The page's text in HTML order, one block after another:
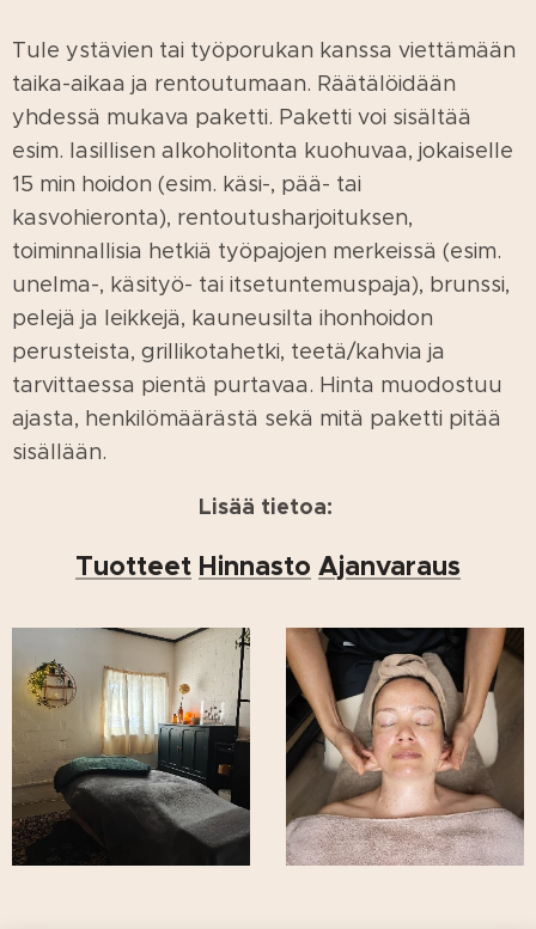
Tule ystävien tai työporukan kanssa viettämään
taika-aikaa ja rentoutumaan. Räätälöidään
yhdessä mukava paketti. Paketti voi sisältää
esim. lasillisen alkoholitonta kuohuvaa, jokaiselle
15 min hoidon (esim. käsi-, pää- tai
kasvohieronta), rentoutusharjoituksen,
toiminnallisia hetkiä työpajojen merkeissä (esim.
unelma-, käsityö- tai itsetuntemuspaja), brunssi,
pelejä ja leikkejä, kauneusilta ihonhoidon
perusteista, grillikotahetki, teetä/kahvia ja
tarvittaessa pientä purtavaa. Hinta muodostuu
ajasta, henkilömäärästä sekä mitä paketti pitää
sisällään.
Lisää tietoa:
Tuotteet Hinnasto Ajanvaraus